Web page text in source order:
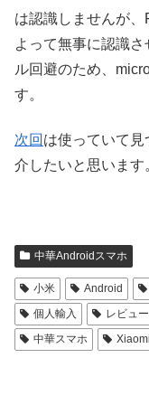
は認識しませんが
よって無事に認識
ル回避のため、
す。
次回 は使っていて
介したいと思います
中華Androidスマホ
小米 Android
個人輸入
レビュー
中華スマホ
Xiaomi